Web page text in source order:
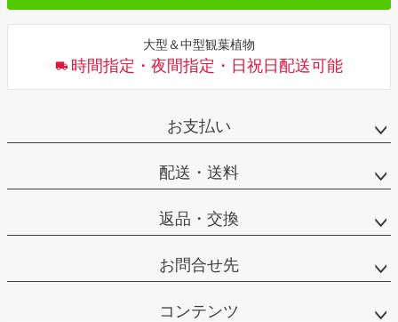
大型＆中型観葉植物
時間指定・夜間指定・日祝日配送可能
お支払い
配送・送料
返品・交換
お問合せ先
コンテンツ